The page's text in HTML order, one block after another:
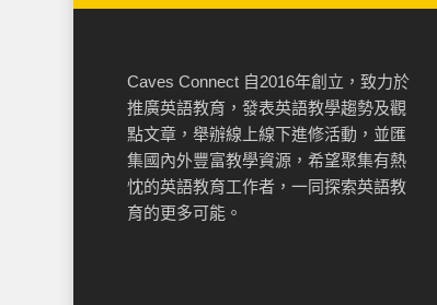
Caves Connect 自2016年創立，致力於
推廣英語教育，發表英語教學趨勢及觀
點文章，舉辦線上線下進修活動，並匯
集國內外豐富教學資源，希望聚集有熱
忱的英語教育工作者，一同探索英語教
育的更多可能。